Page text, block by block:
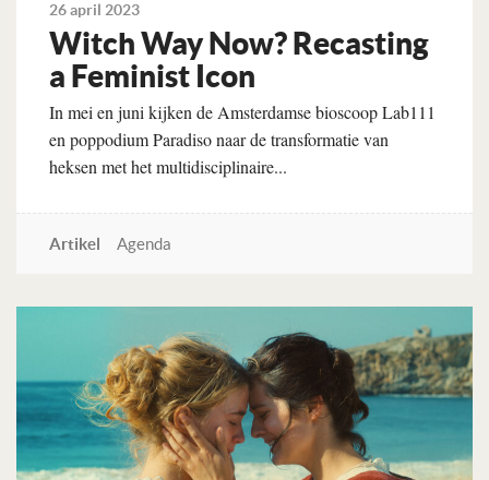
26 april 2023
Witch Way Now? Recasting
a Feminist Icon
In mei en juni kijken de Amsterdamse bioscoop Lab111
en poppodium Paradiso naar de transformatie van
heksen met het multidisciplinaire...
Artikel Agenda
Lees verder